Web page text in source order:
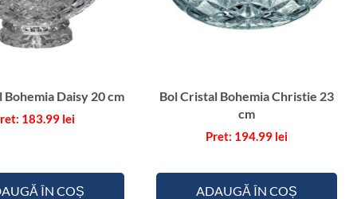
B
i
P
Bohemia Daisy 20 cm
183.99 lei
ÎN COȘ
Bol Cristal Bohemia Christie 23
cm
194.99 lei
ADAUGĂ ÎN COȘ